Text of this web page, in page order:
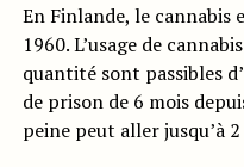
En Finlande, le cannabis
1960. L’usage de
quantité sont passibles
de prison de 6 mois
peine peut aller jusqu’à 2